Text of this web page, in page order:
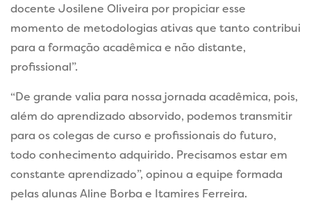
docente Josilene Oliveira por propiciar esse
momento de metodologias ativas que tanto contribui
para a formação acadêmica e não distante,
profissional”.
“De grande valia para nossa jornada acadêmica, pois,
além do aprendizado absorvido, podemos transmitir
para os colegas de curso e profissionais do futuro,
todo conhecimento adquirido. Precisamos estar em
constante aprendizado”, opinou a equipe formada
pelas alunas Aline Borba e Itamires Ferreira.